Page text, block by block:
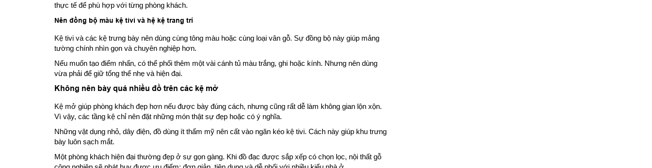
thực tế để phù hợp với từng phòng khách.
Nên đồng bộ màu kệ tivi và hệ kệ trang trí
Kệ tivi và các kệ trưng bày nên dùng cùng tông màu hoặc cùng loại vân gỗ. Sự đồng bộ này giúp mảng
tường chính nhìn gọn và chuyên nghiệp hơn.
Nếu muốn tạo điểm nhấn, có thể phối thêm một vài cánh tủ màu trắng, ghi hoặc kính. Nhưng nên dùng
vừa phải để giữ tổng thể nhẹ và hiện đại.
Không nên bày quá nhiều đồ trên các kệ mở
Kệ mở giúp phòng khách đẹp hơn nếu được bày đúng cách, nhưng cũng rất dễ làm không gian lộn xộn.
Vì vậy, các tầng kệ chỉ nên đặt những món thật sự đẹp hoặc có ý nghĩa.
Những vật dụng nhỏ, dây điện, đồ dùng ít thẩm mỹ nên cất vào ngăn kéo kệ tivi. Cách này giúp khu trưng
bày luôn sạch mắt.
Một phòng khách hiện đại thường đẹp ở sự gọn gàng. Khi đồ đạc được sắp xếp có chọn lọc, nội thất gỗ